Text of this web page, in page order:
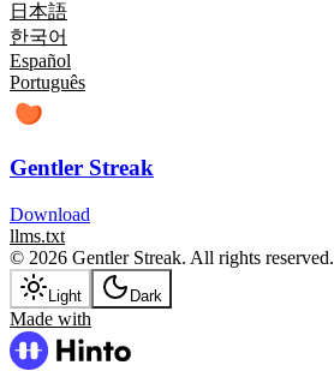
日本語
한국어
Español
Português
Gentler Streak
Download
llms.txt
© 2026 Gentler Streak. All rights reserved.
Light Dark
Made with